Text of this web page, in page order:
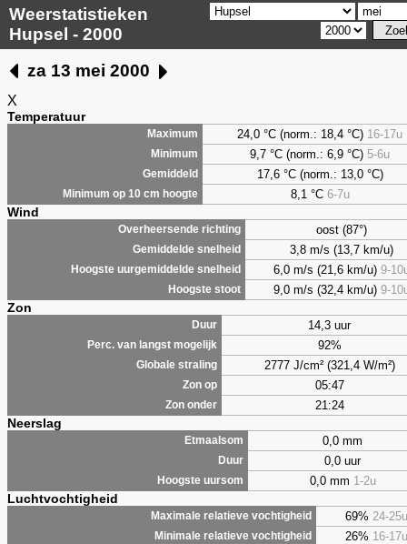
Weerstatistieken
Hupsel - 2000
za 13 mei 2000
X
Temperatuur
Maximum 24,0 °C (norm.: 18,4 °C) 16-17u
Minimum 9,7 °C (norm.: 6,9 °C) 5-6u
Gemiddeld 17,6 °C (norm.: 13,0 °C)
Minimum op 10 cm hoogte 8,1 °C 6-7u
Wind
Overheersende richting oost (87°)
Gemiddelde snelheid 3,8 m/s (13,7 km/u)
Hoogste uurgemiddelde snelheid 6,0 m/s (21,6 km/u) 9-
Hoogste stoot 9,0 m/s (32,4 km/u) 9-
Zon
Duur 14,3 uur
Perc. van langst mogelijk 92%
Globale straling 2777 J/cm² (321,4 W/m²)
Zon op 05:47
Zon onder 21:24
Neerslag
Etmaalsom 0,0 mm
Duur 0,0 uur
Hoogste uursom 0,0 mm 1-2u
Luchtvochtigheid
Maximale relatieve vochtigheid 69% 24-25u
Minimale relatieve vochtigheid 26% 16-17u